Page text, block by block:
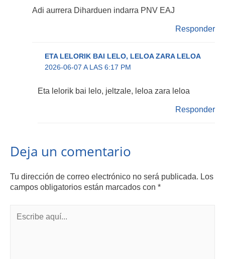
Adi aurrera Diharduen indarra PNV EAJ
Responder
ETA LELORIK BAI LELO, LELOA ZARA LELOA
2026-06-07 A LAS 6:17 PM
Eta lelorik bai lelo, jeltzale, leloa zara leloa
Responder
Deja un comentario
Tu dirección de correo electrónico no será publicada. Los
campos obligatorios están marcados con *